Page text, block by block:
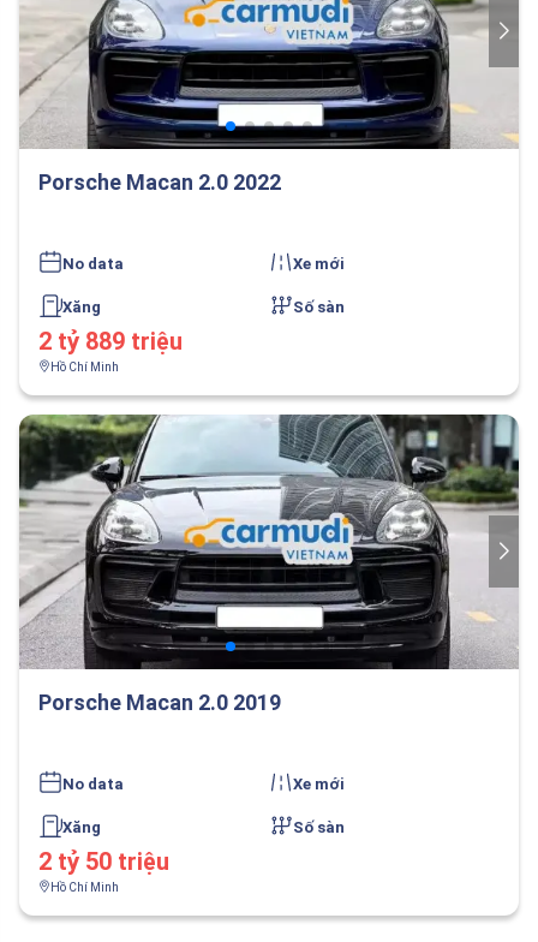
Porsche Macan 2.0 2022
No data Xe mới
Xăng Số sàn
2 tỷ 889 triệu
Hồ Chí Minh
Porsche Macan 2.0 2019
No data Xe mới
Xăng Số sàn
2 tỷ 50 triệu
Hồ Chí Minh